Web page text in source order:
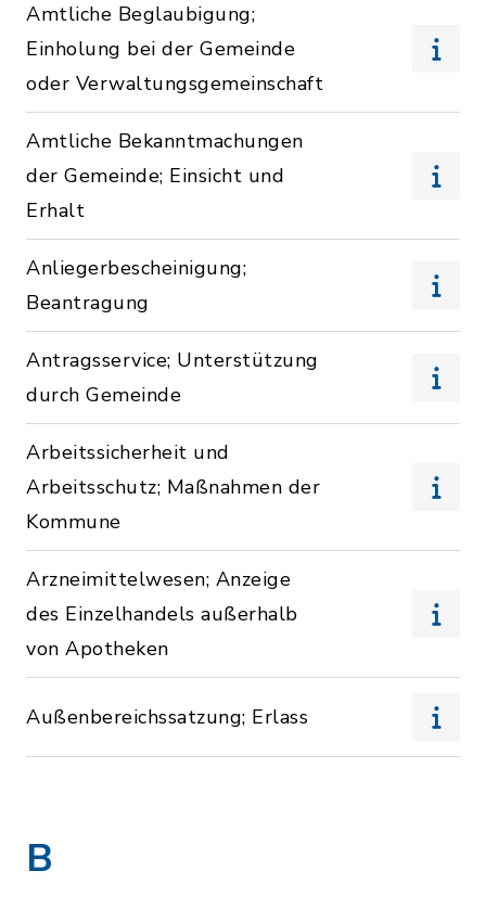
Amtliche Beglaubigung;
Einholung bei der Gemeinde
oder Verwaltungsgemeinschaft
Amtliche Bekanntmachungen
der Gemeinde; Einsicht und
Erhalt
Anliegerbescheinigung;
Beantragung
Antragsservice; Unterstützung
durch Gemeinde
Arbeitssicherheit und
Arbeitsschutz; Maßnahmen der
Kommune
Arzneimittelwesen; Anzeige
des Einzelhandels außerhalb
von Apotheken
Außenbereichssatzung; Erlass
B